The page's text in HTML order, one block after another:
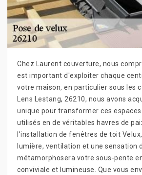
Chez Laurent couverture, nous
est important d'exploiter chaque
votre maison, en particulier sous les
Lens Lestang, 26210, nous avons
unique pour transformer ces
utilisés en de véritables havres de
l'installation de fenêtres de toit
lumière, ventilation et une sensation
métamorphosera votre sous-pente
conviviale et lumineuse. Que vous